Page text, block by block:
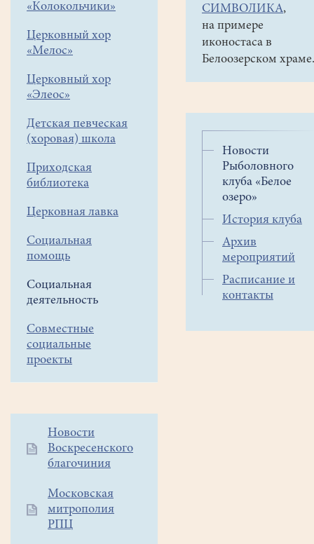
«Колокольчики»
Церковный хор
«Мелос»
Церковный хор
«Элеос»
Детская певческая
(хоровая) школа
Приходская
библиотека
Церковная лавка
Социальная
помощь
Социальная
деятельность
Совместные
социальные
проекты
Дополнительное
меню
Новости
Воскресенского
благочиния
Московская
митрополия
РПЦ
«Белое
озеро»
СИМВОЛИКА,
на примере
иконостаса в
Белоозерском храме.
Новости
Рыболовного
клуба «Белое
озеро»
История клуба
Архив
мероприятий
Расписание и
контакты